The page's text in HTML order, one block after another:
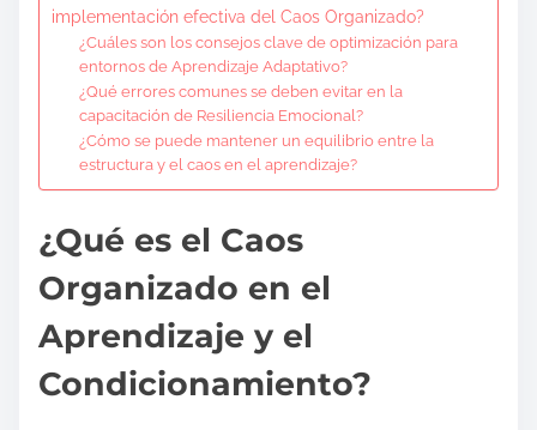
implementación efectiva del Caos Organizado?
¿Cuáles son los consejos clave de optimización para
entornos de Aprendizaje Adaptativo?
¿Qué errores comunes se deben evitar en la
capacitación de Resiliencia Emocional?
¿Cómo se puede mantener un equilibrio entre la
estructura y el caos en el aprendizaje?
¿Qué es el Caos
Organizado en el
Aprendizaje y el
Condicionamiento?